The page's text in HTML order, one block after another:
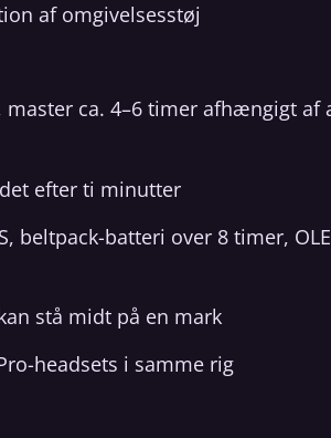
af omgivelsesstøj
ca. 4–6 timer afhængigt af
efter ti minutter
beltpack-batteri over 8 timer,
stå midt på en mark
headsets i samme rig